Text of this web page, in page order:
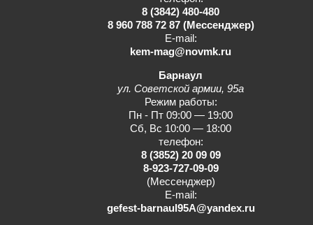
8 (3842) 480-480
8 960 788 72 87(Мессенджер)
E-mail:
kem-mag@novmk.ru
Барнаул
ул. Советской армии, 95а
Режим работы:
Пн - Пт 09:00 — 19:00
Сб, Вс 10:00 — 18:00
телефон:
8 (3852) 20 09 09
8-923-727-09-09
(Мессенджер)
E-mail:
gefest-barnaul95A@yandex.ru